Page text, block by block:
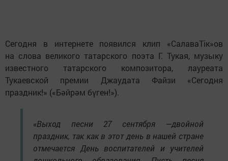
Сегодня в интернете появился клип «СалаваТік»ов
на слова великого татарского поэта Г. Тукая, музыку
известного татарского композитора, лауреата
Тукаевской премии Джаудата Файзи «Сегодня
праздник!» («Бәйрәм бүген!»).
«Выход песни 27 сентября —двойной
праздник, так как в этот день в нашей стране
отмечается День воспитателей и учителей